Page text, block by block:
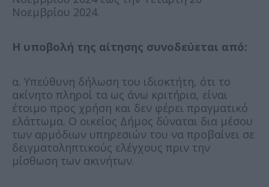
Νοεμβρίου 2024.
Η υποβολή της αίτησης συνοδεύεται από:
α. Υπεύθυνη δήλωση του ιδιοκτήτη, ότι το
ακίνητο πληροί τα ως άνω κριτήρια, είναι
έτοιμο προς χρήση και δεν φέρει πραγματικό
ελάττωμα. Ο οικείος Δήμος δύναται δια μέσου
των αρμόδιων υπηρεσιών του να προβαίνει σε
δειγματοληπτικούς ελέγχους πριν την
μίσθωση των ακινήτων.